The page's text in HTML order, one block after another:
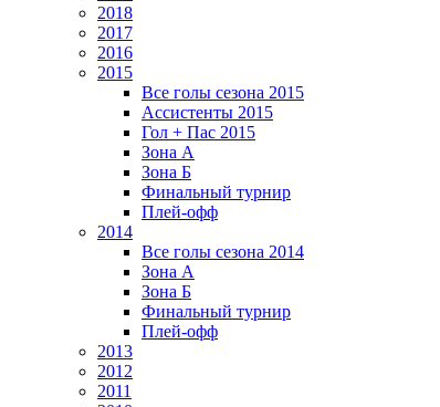
2018
2017
2016
2015
Все голы сезона 2015
Ассистенты 2015
Гол + Пас 2015
Зона А
Зона Б
Финальный турнир
Плей-офф
2014
Все голы сезона 2014
Зона А
Зона Б
Финальный турнир
Плей-офф
2013
2012
2011